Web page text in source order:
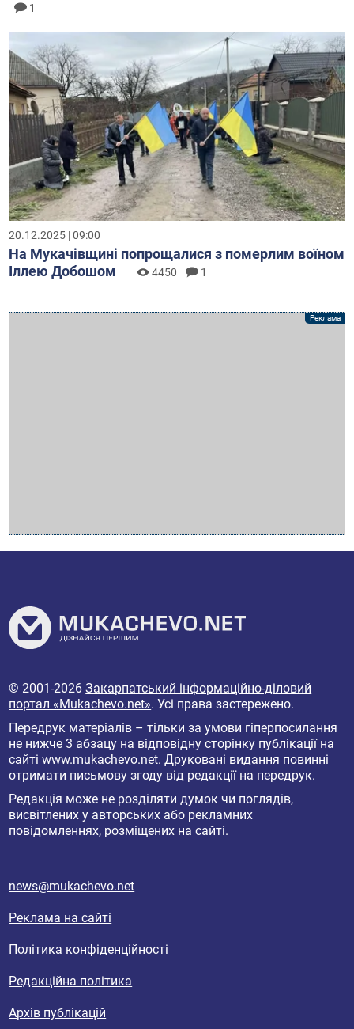
1
20.12.2025 | 09:00
На Мукачівщині попрощалися з померлим воїном
Іллею Добошом
4450 1
© 2001-2026Закарпатський інформаційно-діловий
портал «Mukachevo.net». Усі права застережено.
Передрук матеріалів – тільки за умови гіперпосилання
не нижче 3 абзацу на відповідну сторінку публікації на
сайтіwww.mukachevo.net. Друковані видання повинні
отримати письмову згоду від редакції на передрук.
Редакція може не розділяти думок чи поглядів,
висвітлених у авторських або рекламних
повідомленнях, розміщених на сайті.
news@mukachevo.net
Реклама на сайті
Політика конфіденційності
Редакційна політика
Архів публікацій